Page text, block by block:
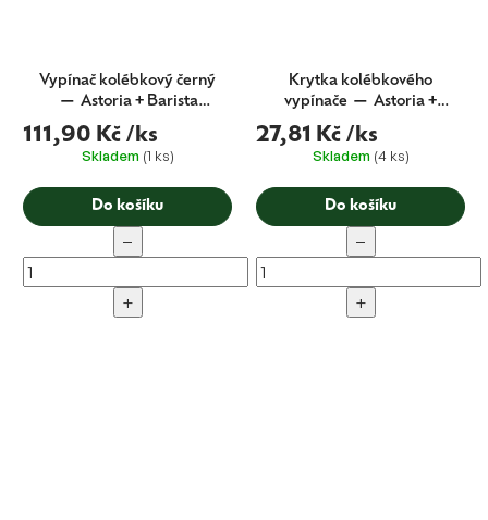
Vypínač kolébkový černý
— Astoria + Barista
Attitude (CMA originál)
111,90 Kč /ks
Skladem (1 ks)
Do košíku
−
+
Krytka kolébkového
vypínače — Astoria +
Barista Attitude (CMA
originál)
27,81 Kč /ks
Skladem (4 ks)
Do košíku
−
+